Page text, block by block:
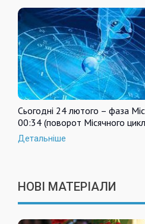
Сьогодні 24 лютого – фаза
00:34 (поворот Місячного
Детальніше
НОВІ МАТЕРІАЛИ